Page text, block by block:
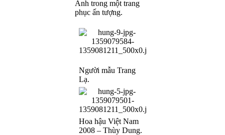
Anh trong một trang
phục ấn tượng.
Người mẫu Trang
Lạ.
Hoa hậu Việt Nam
2008 – Thùy Dung.